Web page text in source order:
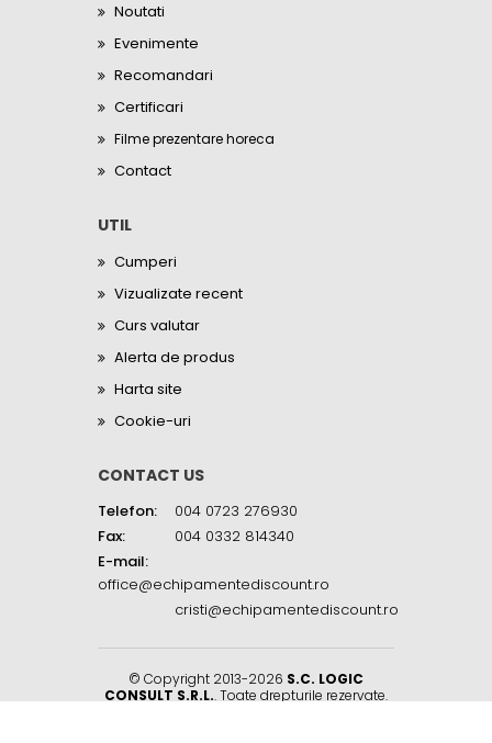
Noutati
Evenimente
Recomandari
Certificari
Filme prezentare horeca
Contact
UTIL
Cumperi
Vizualizate recent
Curs valutar
Alerta de produs
Harta site
Cookie-uri
CONTACT US
Telefon:
004 0723 276930
Fax:
004 0332 814340
E-mail:
office@echipamentediscount.ro
cristi@echipamentediscount.ro
© Copyright 2013-2026 S.C. LOGIC
CONSULT S.R.L.. Toate drepturile rezervate.